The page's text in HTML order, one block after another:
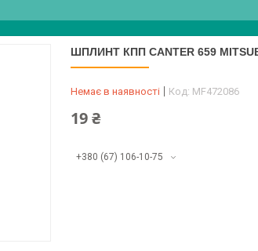
ШПЛИНТ КПП CANTER 659
Немає в наявності Код: MF472086
19 ₴
+380 (67) 106-10-75